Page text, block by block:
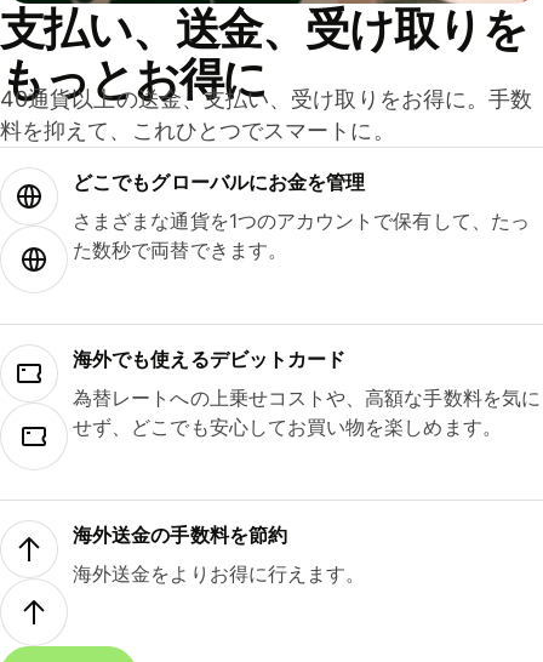
支払い、送金、受け取りを
もっとお得に
40通貨以上の送金、支払い、受け取りをお得に。手数
料を抑えて、これひとつでスマートに。
どこでもグ⁠ロ⁠ー⁠バ⁠ルにお金を管理
さまざまな通貨を1つのアカウントで保有して、たっ
た数秒で両替できます。
海外でも使えるデビットカード
為替レートへの上乗せコストや、高額な手数料を気に
せず、どこでも安心してお買い物を楽しめます。
海外送金の手数料を節約
海外送金をよりお得に行えます。